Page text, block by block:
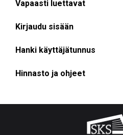
Vapaasti luettavat
Kirjaudu sisään
Hanki käyttäjätunnus
Hinnasto ja ohjeet